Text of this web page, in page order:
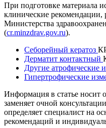
При подготовке материала
клинические рекомендации,
Министерства
(cr.minzdrav.gov.ru).
Себорейный кератоз
Дерматит контактный
Другие атрофические
Гипертрофические
Информация в статье носит
заменяет очной
определяет специалист на
рекомендаций и